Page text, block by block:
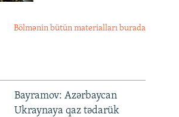
Bölmənin bütün materialları burada
Bayramov: Azərbaycan
Ukraynaya qaz tədarük